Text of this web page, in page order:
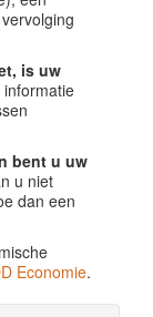
is uw
informatie
bent u uw
u niet
dan een
Economie.